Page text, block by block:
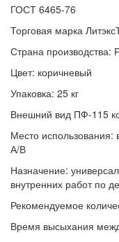
ГОСТ 6465-76
Торговая марка
Страна производства:
Цвет: коричневый
Упаковка: 25 кг
Внешний вид ПФ-115
Место
А/В
Назначение:
внутренних работ по
Рекомендуемое
Время высыхания